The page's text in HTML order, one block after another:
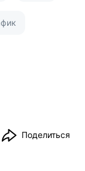
Поделиться